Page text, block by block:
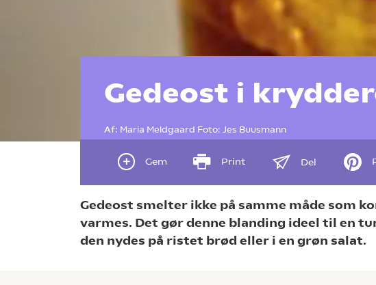
Gedeost i
Af: Maria Meldgaard Foto: Jes Buusmann
Gem Print Del
Gedeost smelter ikke på samme måde som
varmes. Det gør denne blanding ideel til en
den nydes på ristet brød eller i en grøn salat.